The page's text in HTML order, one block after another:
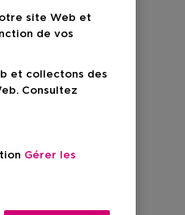
site Web et
de vos
et collectons des
Consultez
Gérer les